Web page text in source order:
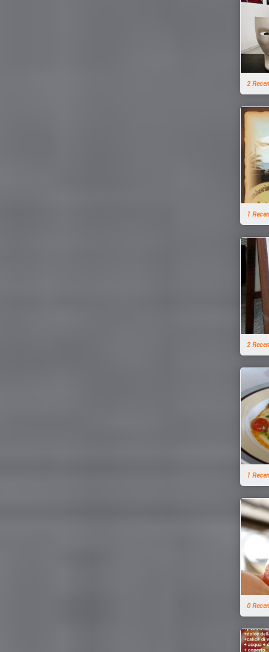
2
1
2
1
0